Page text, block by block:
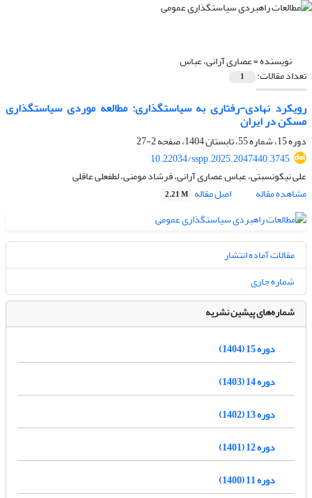
نویسنده =عصاری آرانی، عباس
تعداد مقالات: 1
رویکرد نهادی-رفتاری به سیاستگذاری: مطالعه موردی سیاستگذاری
مسکن در ایران
دوره 15، شماره 55، تابستان 1404، صفحه
2-27
10.22034/sspp.2025.2047440.3745
علی نیکونسبتی، عباس عصاری آرانی، فرشاد مومنی، لطفعلی عاقلی
مشاهده مقاله
اصل مقاله 2.21 M
مقالات آماده انتشار
شماره جاری
شماره‌های پیشین نشریه
دوره 15 (1404)
دوره 14 (1403)
دوره 13 (1402)
دوره 12 (1401)
دوره 11 (1400)